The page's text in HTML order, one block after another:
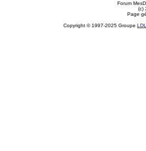
Forum
(c)
Page
Copyright © 1997-2025 Groupe